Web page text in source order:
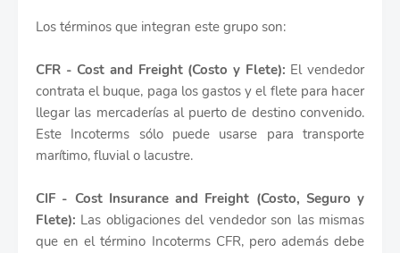
Los términos que integran este grupo son:
CFR - Cost and Freight (Costo y Flete): El vendedor
contrata el buque, paga los gastos y el flete para hacer
llegar las mercaderías al puerto de destino convenido.
Este Incoterms sólo puede usarse para transporte
marítimo, fluvial o lacustre.
CIF - Cost Insurance and Freight (Costo, Seguro y
Flete): Las obligaciones del vendedor son las mismas
que en el término Incoterms CFR, pero además debe